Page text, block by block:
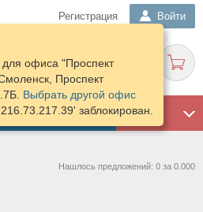
Регистрация Войти
ГАРАЖ
офиса "Проспект
Проспект
Выбрать другой офис
заблокирован.
Нашлось предложений: 0 за 0.000